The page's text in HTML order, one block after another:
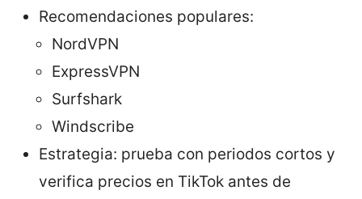
Recomendaciones populares:
NordVPN
ExpressVPN
Surfshark
Windscribe
Estrategia: prueba con periodos cortos y
verifica precios en TikTok antes de